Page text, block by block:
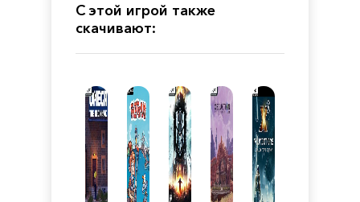
С этой игрой также
скачивают: